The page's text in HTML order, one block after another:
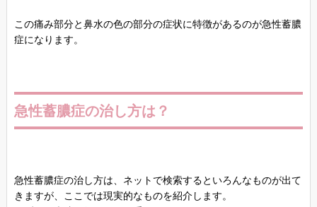
この痛み部分と鼻水の色の部分の症状に特徴があるのが急性蓄膿
症になります。
急性蓄膿症の治し方は？
急性蓄膿症の治し方は、ネットで検索するといろんなものが出て
きますが、ここでは現実的なものを紹介します。